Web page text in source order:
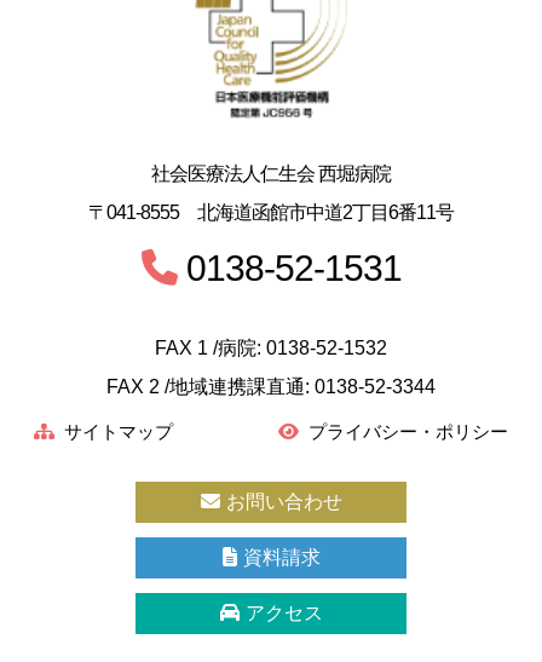
社会医療法人仁生会 西堀病院
〒041-8555 北海道函館市中道2丁目6番11号
0138-52-1531
FAX 1 /病院: 0138-52-1532
FAX 2 /地域連携課直通: 0138-52-3344
サイトマップ プライバシー・ポリシー
お問い合わせ
資料請求
アクセス